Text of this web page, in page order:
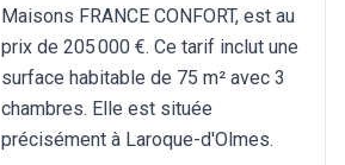
Maisons FRANCE CONFORT, est au
prix de 205 000 €. Ce tarif inclut une
surface habitable de 75 m² avec 3
chambres. Elle est située
précisément à Laroque-d'Olmes.